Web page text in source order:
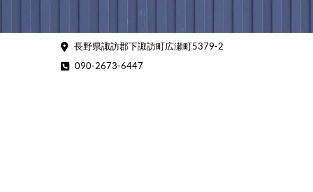
長野県諏訪郡下諏訪町広瀬町5379-2
090-2673-6447